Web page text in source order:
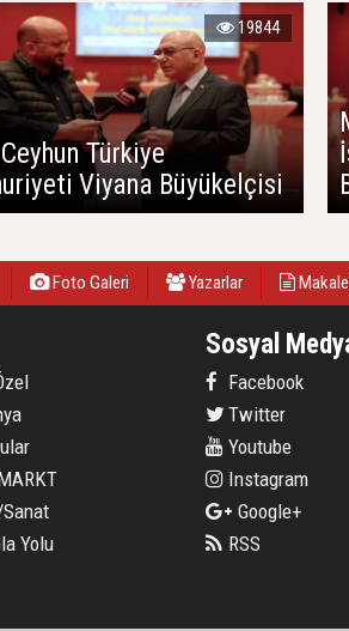
Türkiye
Viyana Büyükelçisi
19844
Foto Galeri Yazarlar
Yolu
Sosyal
Facebook
Twitter
Youtube
Instagram
Google+
RSS